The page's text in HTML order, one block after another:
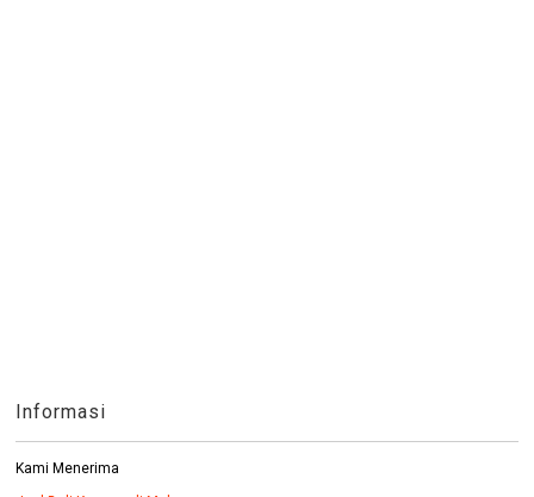
Informasi
Kami Menerima